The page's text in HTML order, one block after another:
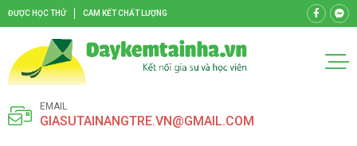
ĐƯỢC HỌC THỬ CAM KẾT CHẤT LƯỢNG
EMAIL
GIASUTAINANGTRE.VN@GMAIL.COM